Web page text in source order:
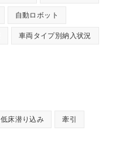
自動ロボット
車両タイプ別納入状況
低床潜り込み 牽引